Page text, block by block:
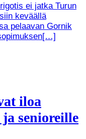
ei jatka Turun
keväällä
pelaavan Gornik
iloa
senioreille